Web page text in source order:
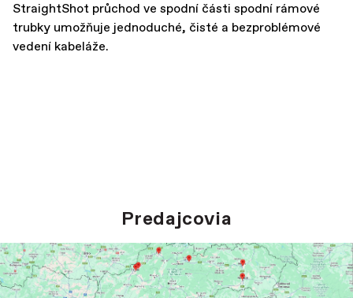
StraightShot průchod ve spodní části spodní rámové
trubky umožňuje jednoduché, čisté a bezproblémové
vedení kabeláže.
Predajcovia